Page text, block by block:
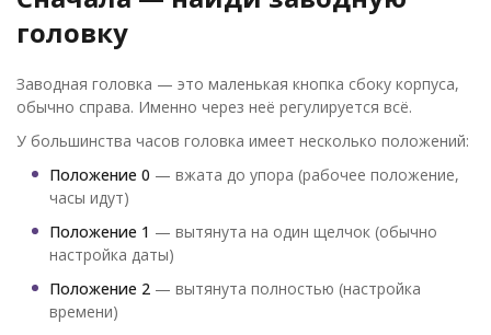
головку
Заводная головка — это маленькая кнопка сбоку корпуса,
обычно справа. Именно через неё регулируется всё.
У большинства часов головка имеет несколько положений:
Положение 0 — вжата до упора (рабочее положение,
часы идут)
Положение 1 — вытянута на один щелчок (обычно
настройка даты)
Положение 2 — вытянута полностью (настройка
времени)